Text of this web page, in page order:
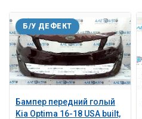
Бампер передний голый
Kia Optima 16-18 USA built,
Б/У ДЕФЕКТ